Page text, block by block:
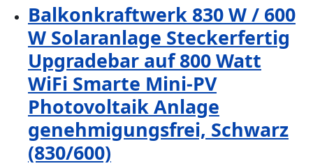
Balkonkraftwerk 830 W / 600
W Solaranlage Steckerfertig
Upgradebar auf 800 Watt
WiFi Smarte Mini-PV
Photovoltaik Anlage
genehmigungsfrei, Schwarz
(830/600)